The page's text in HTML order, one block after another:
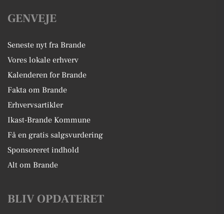
GENVEJE
Seneste nyt fra Brande
Vores lokale erhverv
Kalenderen for Brande
Fakta om Brande
Erhvervsartikler
Ikast-Brande Kommune
Få en gratis salgsvurdering
Sponsoreret indhold
Alt om Brande
BLIV OPDATERET